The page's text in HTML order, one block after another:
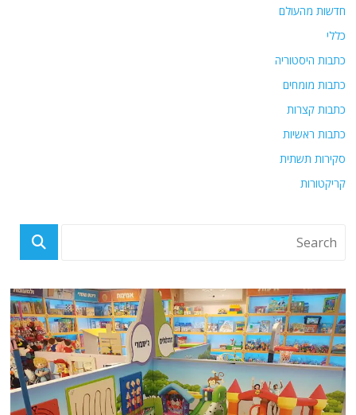
חדשות מהעולם
כללי
כתבות היסטוריה
כתבות מומחים
כתבות קצרות
כתבות ראשיות
סקירות תשתית
קריקטורות